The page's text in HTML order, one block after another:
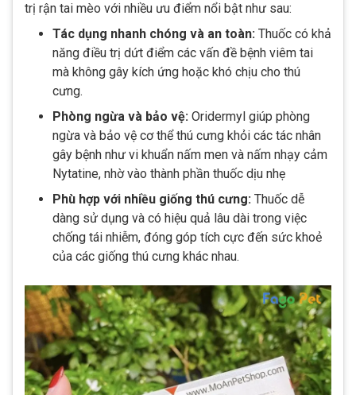
trị rận tai mèo với nhiều ưu điểm nổi bật như sau:
Tác dụng nhanh chóng và an toàn: Thuốc có khả
năng điều trị dứt điểm các vấn đề bệnh viêm tai
mà không gây kích ứng hoặc khó chịu cho thú
cưng.
Phòng ngừa và bảo vệ: Oridermyl giúp phòng
ngừa và bảo vệ cơ thể thú cưng khỏi các tác nhân
gây bệnh như vi khuẩn nấm men và nấm nhạy cảm
Nytatine, nhờ vào thành phần thuốc dịu nhẹ​
Phù hợp với nhiều giống thú cưng: Thuốc dễ
dàng sử dụng và có hiệu quả lâu dài trong việc
chống tái nhiễm, đóng góp tích cực đến sức khoẻ
của các giống thú cưng khác nhau​.